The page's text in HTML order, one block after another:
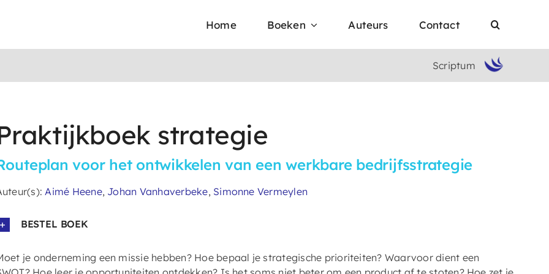
Home Boeken Auteurs Contact
Scriptum
strategie
voor het ontwikkelen van een werkbare bedrijfsstrategie
Aimé Heene, Johan Vanhaverbeke, Simonne Vermeylen
BESTEL BOEK
je onderneming een missie hebben? Hoe bepaal je strategische prioriteiten? Waarvoor dient een